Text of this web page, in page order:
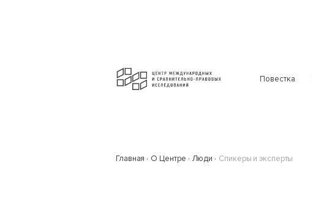
Повестка
Главная О Центре Люди Спикеры и эксперты